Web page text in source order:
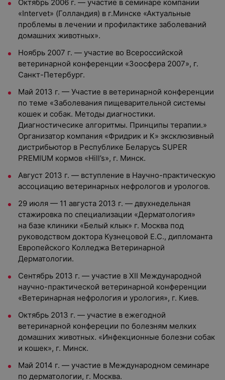
Октябрь 2006 г. — участие в семинаре компании
«Intervet» (Голландия) в г.Минске «Актуальные
проблемы в лечении и профилактике заболеваний
домашних животных».
Ноябрь 2007 г. — участие во Всероссийской
ветеринарной конференции «Зоосфера 2007», г.
Санкт-Петербург.
Май 2013 г. — Участие в ветеринарной конференции
по теме «Заболевания пищеварительной системы
кошек и собак. Методы диагностики.
Диагностичесике алгоритмы. Принципы терапии.»
Организатор компания «Фридрик и К» эксклюзивный
дистрибьютор в Республике Беларусь SUPER
PREMIUM кормов «Hill’s», г. Минск.
Август 2013 г. — вступление в Научно-практическую
ассоциацию ветеринарных нефрологов и урологов.
29 июля — 11 августа 2013 г. — двухнедельная
стажировка по специализации «Дерматология»
на базе клиники «Белый клык» г. Москва под
руководством доктора Кузнецовой Е.С., дипломанта
Европейского Колледжа Ветеринарной
Дерматологии.
Сентябрь 2013 г. — участие в XII Международной
научно-практической ветеринарной конференции
«Ветеринарная нефрология и урология», г. Киев.
Октябрь 2013 г. — участие в ежегодной
ветеринарной конфереции по болезням мелких
домашних животных. «Инфекционные болезни собак
и кошек», г. Минск.
Май 2014 г. — участие в Международном семинаре
по дерматологии, г. Москва.